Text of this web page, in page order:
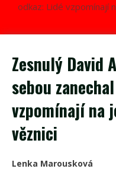
odkaz: Lidé vzpomínají
Zesnulý David
sebou
vzpomínají na
věznici
Lenka Marousková